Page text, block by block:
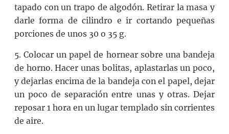
tapado con un trapo de algodón. Retirar la masa y
darle forma de cilindro e ir cortando pequeñas
porciones de unos 30 o 35 g.
5. Colocar un papel de hornear sobre una bandeja
de horno. Hacer unas bolitas, aplastarlas un poco,
y dejarlas encima de la bandeja con el papel, dejar
un poco de separación entre unas y otras. Dejar
reposar 1 hora en un lugar templado sin corrientes
de aire.